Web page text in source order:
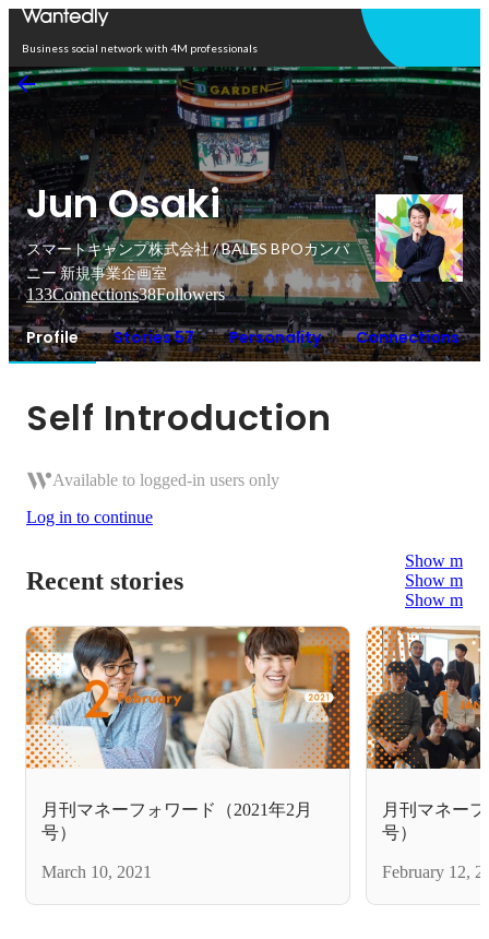
Business social network with 4M professionals
Jun Osaki
スマートキャンプ株式会社 / BALES BPOカンパ
ニー 新規事業企画室
133Connections38Followers
Profile Stories 57 Personality Connections
Self Introduction
Available to logged-in users only
Log in to continue
Recent stories
Show more
Show more
Show more
月刊マネーフォワード（2021年2月
号）
March 10, 2021
月刊マネー
号）
February 12,